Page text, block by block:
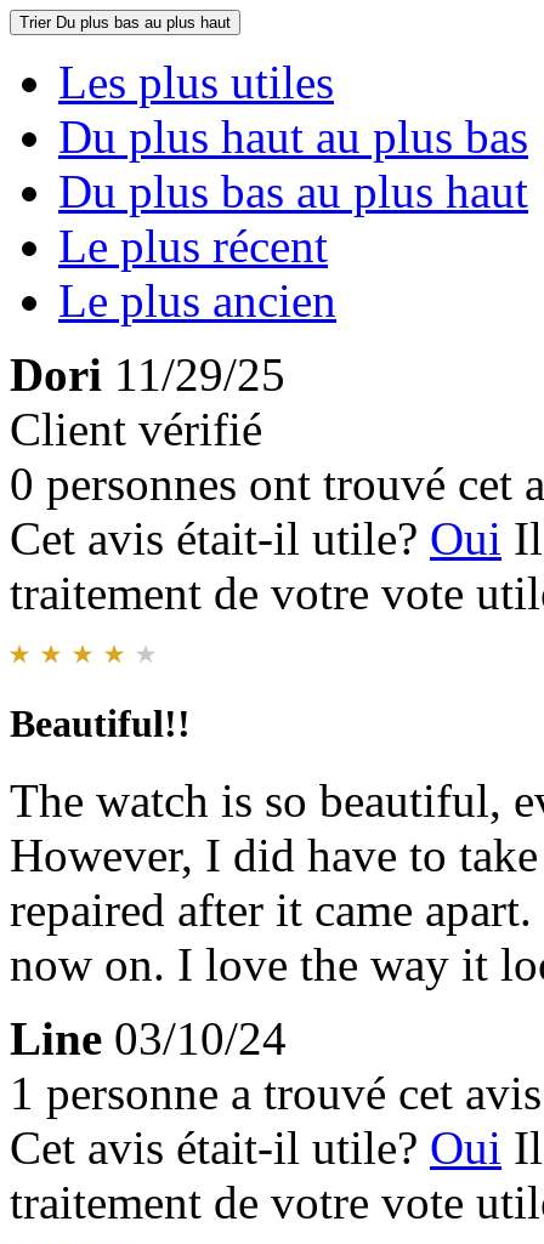
Trier Du plus bas au plus haut
Les plus utiles
Du plus haut au plus bas
Du plus bas au plus haut
Le plus récent
Le plus ancien
Dori 11/29/25
Client vérifié
0 personnes ont trouvé cet
Cet avis était-il utile? Oui
traitement de votre vote
Beautiful!!
The watch is so beautiful,
However, I did have to
repaired after it came
now on. I love the way it
Line 03/10/24
1 personne a trouvé cet
Cet avis était-il utile? Oui
traitement de votre vote